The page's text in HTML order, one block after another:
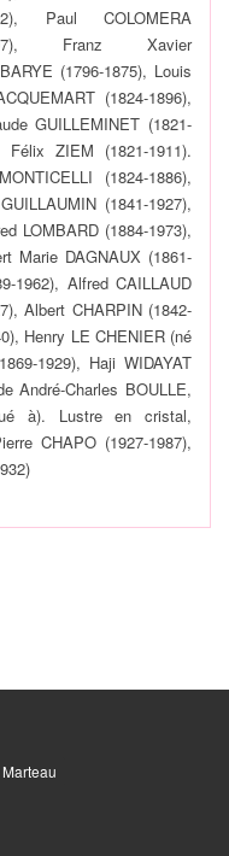
Paul COLOMERA
Franz Xavier
(1796-1875), Louis
(1824-1896),
GUILLEMINET (1821-
Félix ZIEM (1821-1911).
(1824-1886),
(1841-1927),
LOMBARD (1884-1973),
Marie DAGNAUX (1861-
1962), Alfred CAILLAUD
Albert CHARPIN (1842-
Henry LE CHENIER (né
1929), Haji WIDAYAT
André-Charles BOULLE,
à). Lustre en cristal,
CHAPO (1927-1987),